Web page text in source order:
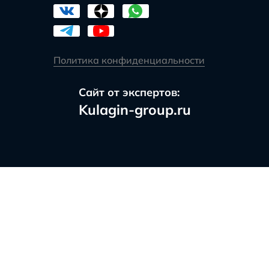
Политика конфиденциальности
Сайт от экспертов:
Kulagin-group.ru